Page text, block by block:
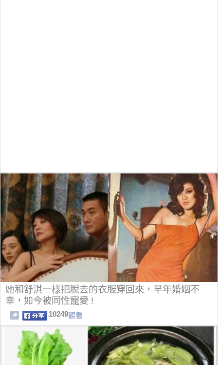
她和舒淇一樣把脫去的衣服穿回來，早年婚姻不
幸，如今被同性寵愛 !
10249觀看